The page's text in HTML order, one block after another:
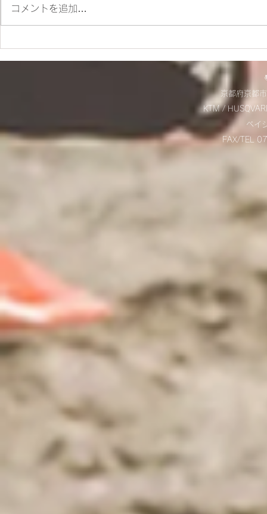
ES700ラリー仕様とES700の
違いをご紹介‼
＊明日から
＊
コメントを追加…
京都府京都
KTM /
ベイ
FAX/TEL